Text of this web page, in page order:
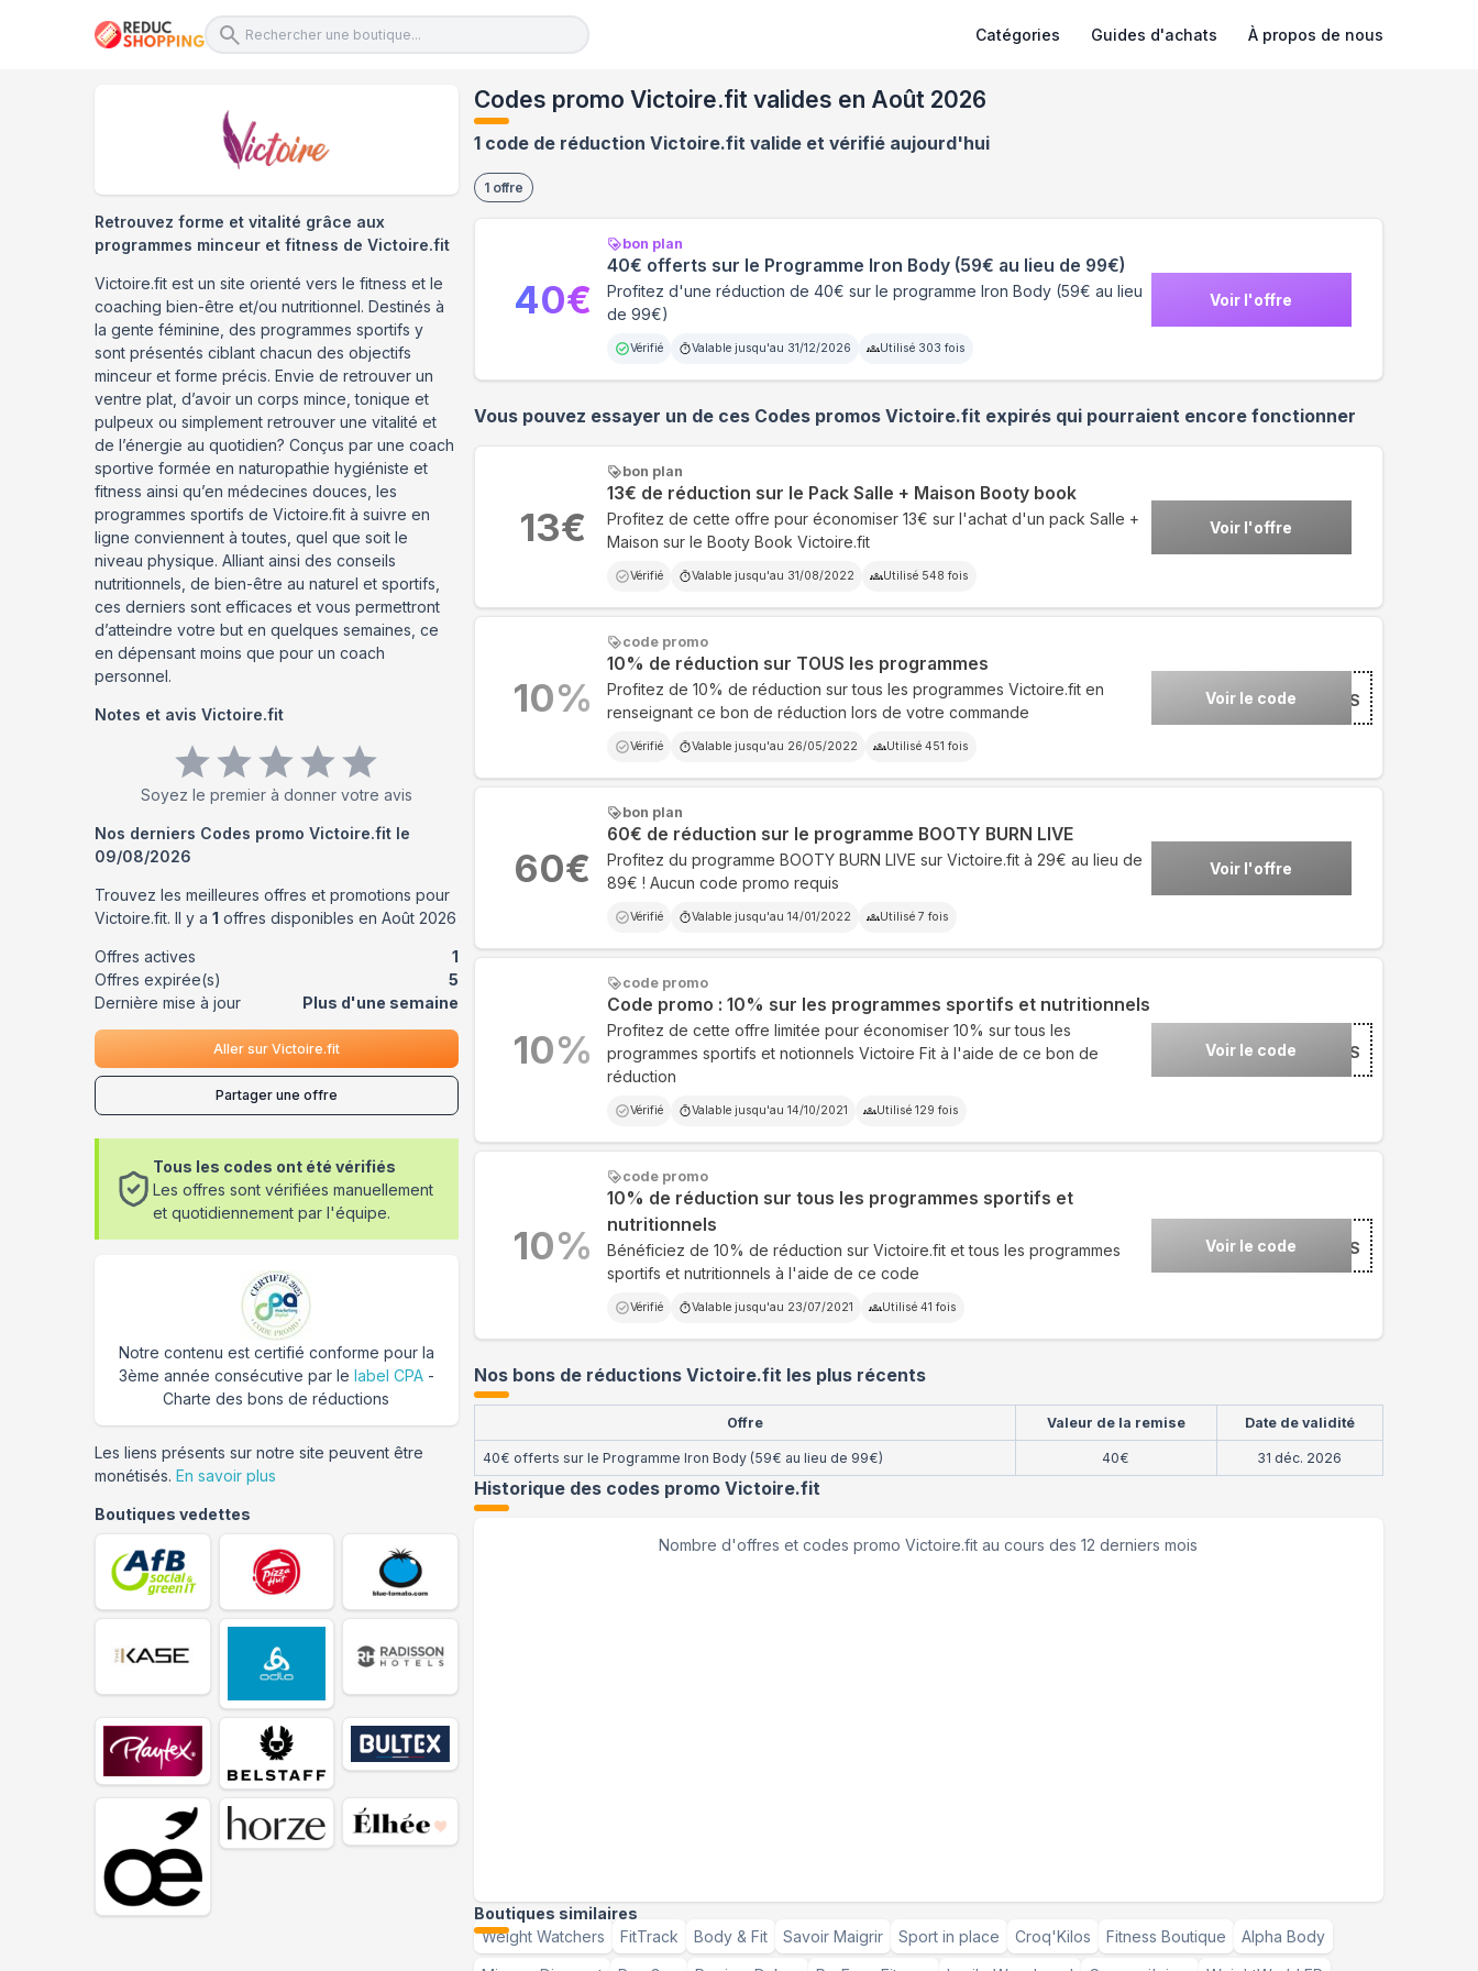
Catégories Guides d'achats À propos de nous
Codes promo Victoire.fit valides en Août 2026
1 code de réduction Victoire.fit valide et vérifié aujourd'hui
1 offre
bon plan
40€ offerts sur le Programme Iron Body (59€ au lieu de 99€)
Profitez d'une réduction de 40€ sur le programme Iron Body (59€ au lieu
de 99€)
Vérifié Valable jusqu'au 31/12/2026 Utilisé 303 fois
Voir l'offre
40€
Vous pouvez essayer un de ces Codes promos Victoire.fitexpirés qui pourraient encore fonctionner
bon plan
13€ de réduction sur le Pack Salle + Maison Booty book
Profitez de cette offre pour économiser 13€ sur l'achat d'un pack Salle +
Maison sur le Booty Book Victoire.fit
Vérifié Valable jusqu'au 31/08/2022 Utilisé 548 fois
Voir l'offre
13€
code promo
10% de réduction sur TOUS les programmes
Profitez de 10% de réduction sur tous les programmes Victoire.fit en
renseignant ce bon de réduction lors de votre commande
Vérifié Valable jusqu'au 26/05/2022 Utilisé 451 fois
Voir le code ***S
10%
bon plan
60€ de réduction sur le programme BOOTY BURN LIVE
Profitez du programme BOOTY BURN LIVE sur Victoire.fit à 29€ au lieu de
89€ ! Aucun code promo requis
Vérifié Valable jusqu'au 14/01/2022 Utilisé 7 fois
Voir l'offre
60€
code promo
Code promo : 10% sur les programmes sportifs et nutritionnels
Profitez de cette offre limitée pour économiser 10% sur tous les
programmes sportifs et notionnels Victoire Fit à l'aide de ce bon de
réduction
Vérifié Valable jusqu'au 14/10/2021 Utilisé 129 fois
Voir le code ***S
10%
code promo
10% de réduction sur tous les programmes sportifs et
nutritionnels
Bénéficiez de 10% de réduction sur Victoire.fit et tous les programmes
sportifs et nutritionnels à l'aide de ce code
Vérifié Valable jusqu'au 23/07/2021 Utilisé 41 fois
Voir le code ***S
10%
Nos bons de réductions Victoire.fit les plus récents
Offre Valeur de la remise Date de validité
40€ offerts sur le Programme Iron Body (59€ au lieu de 99€) 40€ 31 déc. 2026
Historique des codes promo Victoire.fit
Nombre d'offres et codes promoVictoire.fit au cours des 12 derniers mois
Boutiques similaires
Weight Watchers
FitTrack Body & Fit Savoir Maigrir Sport in place Croq'Kilos Fitness Boutique Alpha Body
Retrouvez forme et vitalité grâce aux
programmes minceur et fitness de Victoire.fit
Victoire.fit est un site orienté vers le fitness et le
coaching bien-être et/ou nutritionnel. Destinés à
la gente féminine, des programmes sportifs y
sont présentés ciblant chacun des objectifs
minceur et forme précis. Envie de retrouver un
ventre plat, d’avoir un corps mince, tonique et
pulpeux ou simplement retrouver une vitalité et
de l’énergie au quotidien? Conçus par une coach
sportive formée en naturopathie hygiéniste et
fitness ainsi qu’en médecines douces, les
programmes sportifs de Victoire.fit à suivre en
ligne conviennent à toutes, quel que soit le
niveau physique. Alliant ainsi des conseils
nutritionnels, de bien-être au naturel et sportifs,
ces derniers sont efficaces et vous permettront
d’atteindre votre but en quelques semaines, ce
en dépensant moins que pour un coach
personnel.
Notes et avis Victoire.fit
Soyez le premier à donner votre avis
Nos derniers Codes promo Victoire.fit le
09/08/2026
Trouvez les meilleures offres et promotions pour
Victoire.fit. Il y a 1 offres disponibles en Août 2026
Offres actives
1
Offres expirée(s)
5
Dernière mise à jour
Plus d'une semaine
Aller sur Victoire.fit
Partager une offre
Tous les codes ont été vérifiés
Les offres sont vérifiées manuellement
et quotidiennement par l'équipe.
Notre contenu est certifié conforme pour la
3ème année consécutive par le label CPA-
Charte des bons de réductions
Les liens présents sur notre site peuvent être
monétisés. En savoir plus
Boutiques vedettes